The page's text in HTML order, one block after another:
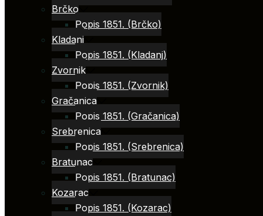
Brčko
Popis 1851. (Brčko)
Kladanj
Popis 1851. (Kladanj)
Zvornik
Popis 1851. (Zvornik)
Gračanica
Popis 1851. (Gračanica)
Srebrenica
Popis 1851. (Srebrenica)
Bratunac
Popis 1851. (Bratunac)
Kozarac
Popis 1851. (Kozarac)